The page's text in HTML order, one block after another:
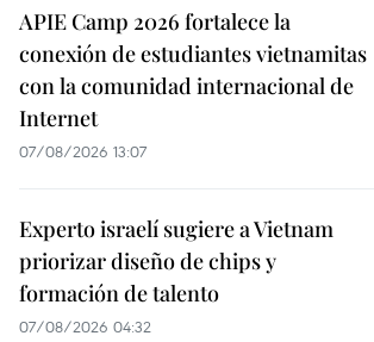
APIE Camp 2026 fortalece la
conexión de estudiantes vietnamitas
con la comunidad internacional de
Internet
07/08/2026 13:07
Experto israelí sugiere a Vietnam
priorizar diseño de chips y
formación de talento
07/08/2026 04:32